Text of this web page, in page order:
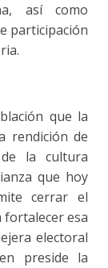
así como
participación
que la
rendición de
la cultura
que hoy
cerrar el
fortalecer esa
electoral
preside la